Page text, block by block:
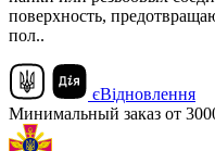
поверхность,
пол..
єВідновлення
Минимальный заказ от